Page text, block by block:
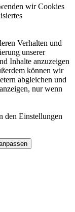
wir Cookies
Verhalten und
unserer
Inhalte anzuzeigen
können wir
abgleichen und
nur wenn
den Einstellungen